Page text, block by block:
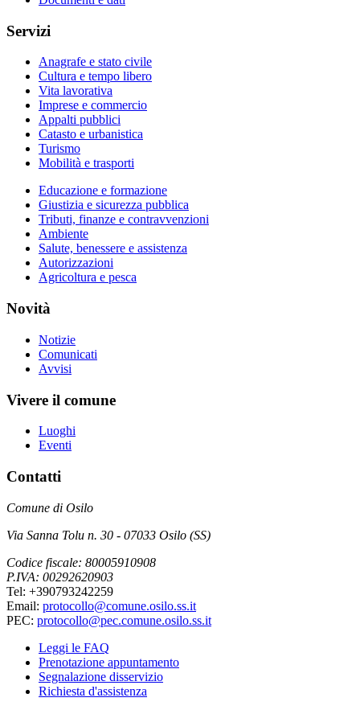
Servizi
Anagrafe e stato civile
Cultura e tempo libero
Vita lavorativa
Imprese e commercio
Appalti pubblici
Catasto e urbanistica
Turismo
Mobilità e trasporti
Educazione e formazione
Giustizia e sicurezza pubblica
Tributi, finanze e contravvenzioni
Ambiente
Salute, benessere e assistenza
Autorizzazioni
Agricoltura e pesca
Novità
Notizie
Comunicati
Avvisi
Vivere il comune
Luoghi
Eventi
Contatti
Comune di Osilo
Via Sanna Tolu n. 30 - 07033 Osilo (SS)
Codice fiscale: 80005910908
P.IVA: 00292620903
Tel: +390793242259
Email: protocollo@comune.osilo.ss.it
PEC: protocollo@pec.comune.osilo.ss.it
Leggi le FAQ
Prenotazione appuntamento
Segnalazione disservizio
Richiesta d'assistenza